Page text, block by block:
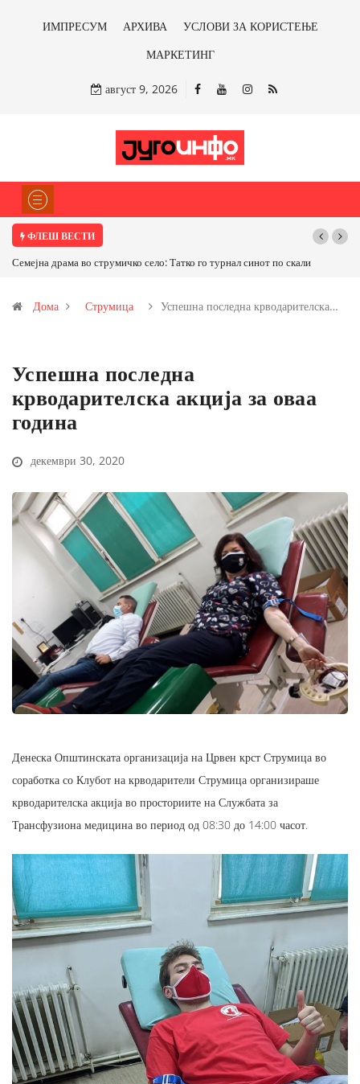
ИМПРЕСУМ АРХИВА
УСЛОВИ ЗА КОРИСТЕЊЕ
МАРКЕТИНГ
август 9, 2026
ФЛЕШ ВЕСТИ
по скалиТРАМП НАРЕДИ ВОЈСКАТА ДА КОРИСТИ МЕТАЛИ САМО ОД
бакарот од Иловица и со антимонот?
Дома Струмица Успешна последна крводарителска…
Успешна последна
крводарителска акција за оваа
година
декември 30, 2020
Денеска Општинската организација на Црвен крст Струмица во
соработка со Клубот на крводарители Струмица организираше
крводарителска акција во просториите на Службата за
Трансфузиона медицина во период од 08:30 до 14:00 часот.